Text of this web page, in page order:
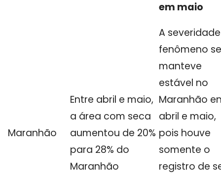
em maio
Maranhão
Entre abril e maio,
a área com seca
aumentou de 20%
para 28% do
Maranhão
A
fenômeno se
manteve
estável no
Maranhão
abril e maio,
pois houve
somente o
registro de